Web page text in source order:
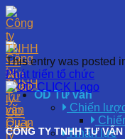
OD Tư vấn
Chiến
Nhân lực
This entry was posted
Phát triển tổ chức
CÔNG TY TNHH TƯ